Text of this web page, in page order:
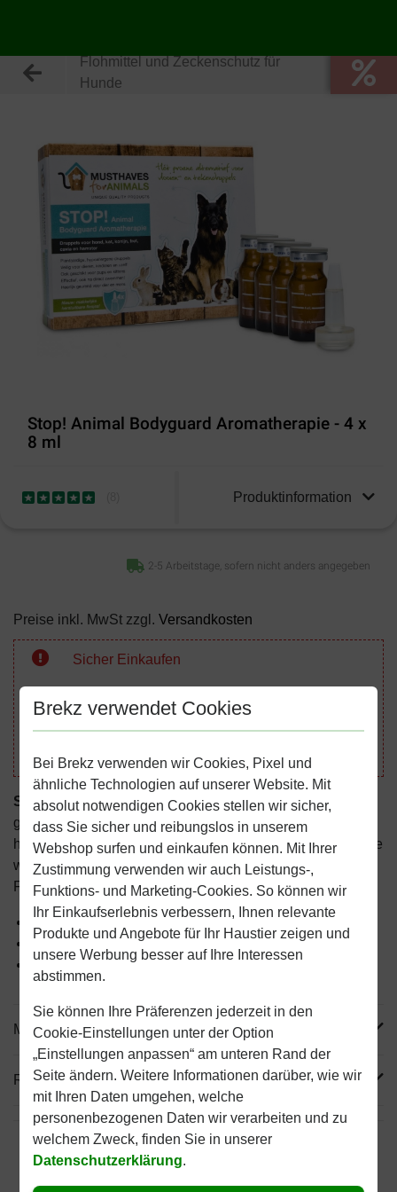
Brekz verwendet Cookies
Bei Brekz verwenden wir Cookies, Pixel und
ähnliche Technologien auf unserer Website. Mit
absolut notwendigen Cookies stellen wir sicher,
dass Sie sicher und reibungslos in unserem
Webshop surfen und einkaufen können. Mit Ihrer
Zustimmung verwenden wir auch Leistungs-,
Funktions- und Marketing-Cookies. So können wir
Ihr Einkaufserlebnis verbessern, Ihnen relevante
Produkte und Angebote für Ihr Haustier zeigen und
unsere Werbung besser auf Ihre Interessen
abstimmen.
Sie können Ihre Präferenzen jederzeit in den
Cookie-Einstellungen unter der Option
„Einstellungen anpassen“ am unteren Rand der
Seite ändern. Weitere Informationen darüber, wie wir
mit Ihren Daten umgehen, welche
personenbezogenen Daten wir verarbeiten und zu
welchem Zweck, finden Sie in unserer
Datenschutzerklärung.
Flohmittel und Zeckenschutz für
Hunde
Stop! Animal Bodyguard Aromatherapie - 4 x
8 ml
Produktinformation
2-5 Arbeitstage, sofern nicht anders angegeben
Preise inkl. MwSt zzgl. Versandkosten
Sicher Einkaufen
Stop Animal Bodyguard Aromatherapie - 4 x 8 ml
grüne Alternative zu Floh- und Zeckentropfen. Pflanzlich,
hypoallergen und sicher für Tier und Mensch. Für alle Tiere
wie Hunde, Katzen, Kaninchen, Meerschweinchen,
Frettchen und Hamster geeignet.
Die grüne Alternative zu Floh- und Zeckentropfen
Pflanzlich und hypoallergen
Sicher für Tiere und Menschen
Mehr Produktinfos
Reviews